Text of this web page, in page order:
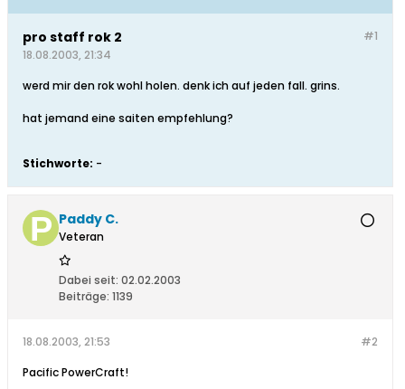
#1
pro staff rok 2
18.08.2003, 21:34
werd mir den rok wohl holen. denk ich auf jeden fall. grins.
hat jemand eine saiten empfehlung?
Stichworte: -
Paddy C.
Veteran
Dabei seit: 02.02.2003
Beiträge: 1139
#2
18.08.2003, 21:53
Pacific PowerCraft!